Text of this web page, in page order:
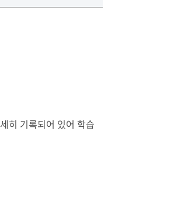
히 기록되어 있어 학습